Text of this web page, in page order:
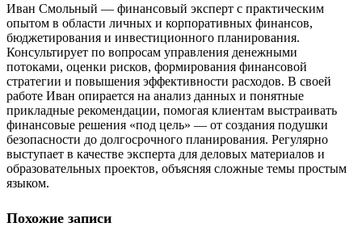
Иван Смольный — финансовый эксперт с практическим
опытом в области личных и корпоративных финансов,
бюджетирования и инвестиционного планирования.
Консультирует по вопросам управления денежными
потоками, оценки рисков, формирования финансовой
стратегии и повышения эффективности расходов. В своей
работе Иван опирается на анализ данных и понятные
прикладные рекомендации, помогая клиентам выстраивать
финансовые решения «под цель» — от создания подушки
безопасности до долгосрочного планирования. Регулярно
выступает в качестве эксперта для деловых материалов и
образовательных проектов, объясняя сложные темы простым
языком.
Похожие записи